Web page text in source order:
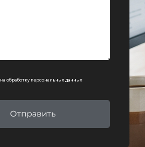
обработку персональных данных
Отправить